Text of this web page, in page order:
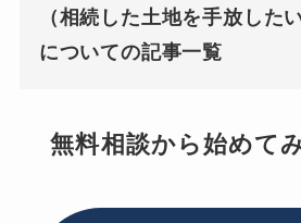
（相続した土地を手放した
についての記事一覧
無料相談から始めて